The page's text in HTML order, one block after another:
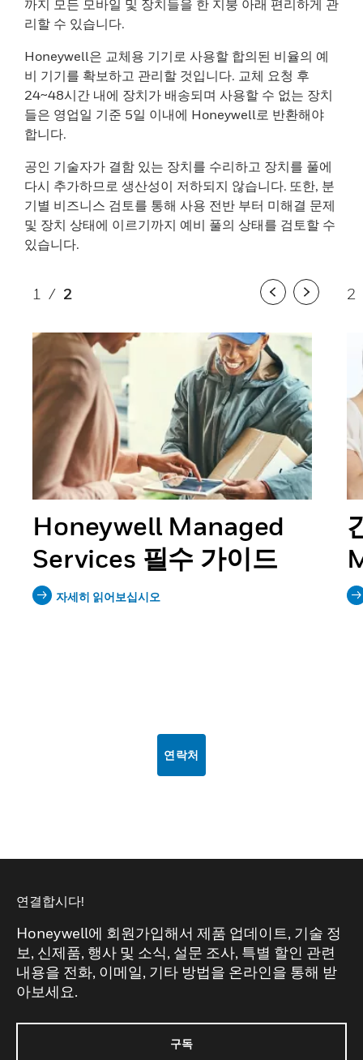
까지 모든 모바일 및 장치들을 한 지붕 아래 편리하게 관
리할 수 있습니다.
Honeywell은 교체용 기기로 사용할 합의된 비율의 예
비 기기를 확보하고 관리할 것입니다. 교체 요청 후
24~48시간 내에 장치가 배송되며 사용할 수 없는 장치
들은 영업일 기준 5일 이내에 Honeywell로 반환해야
합니다.
공인 기술자가 결함 있는 장치를 수리하고 장치를 풀에
다시 추가하므로 생산성이 저하되지 않습니다. 또한, 분
기별 비즈니스 검토를 통해 사용 전반 부터 미해결 문제
및 장치 상태에 이르기까지 예비 풀의 상태를 검토할 수
있습니다.
1 / 2
Honeywell Managed
Services 필수 가이드
자세히 읽어보십시오
2
연락처
연결합시다!
Honeywell에 회원가입해서 제품 업데이트, 기술 정
보, 신제품, 행사 및 소식, 설문 조사, 특별 할인 관련
내용을 전화, 이메일, 기타 방법을 온라인을 통해 받
아보세요.
구독